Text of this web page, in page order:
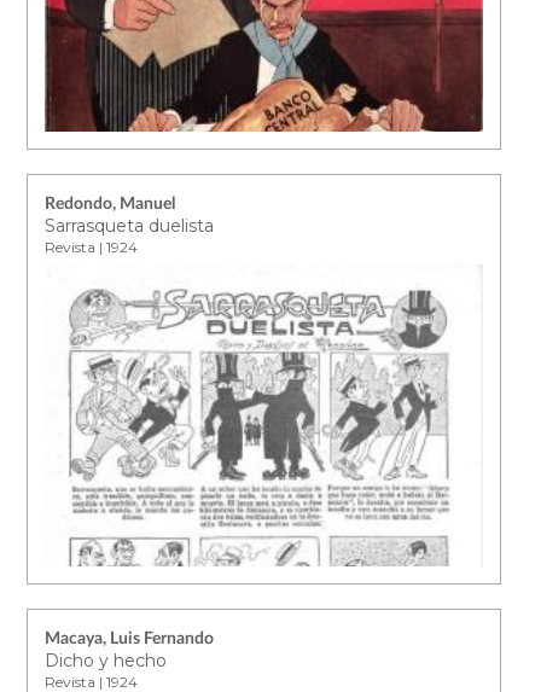
Redondo, Manuel
Sarrasqueta duelista
Revista | 1924
Macaya, Luis Fernando
Dicho y hecho
Revista | 1924